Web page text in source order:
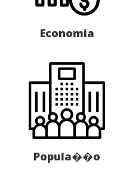
Economia
Popula��o